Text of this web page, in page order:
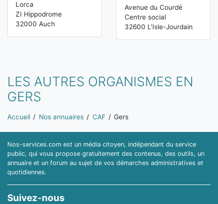
Lorca
ZI Hippodrome
32000 Auch
Avenue du Courdé
Centre social
32600 L'Isle-Jourdain
LES AUTRES ORGANISMES EN
GERS
Vous êtes ici:
Accueil Nos annuaires CAF Gers
Nos-services.com est un média citoyen, indépendant du service
public, qui vous propose gratuitement des contenus, des outils, un
annuaire et un forum au sujet de vos démarches administratives et
quotidiennes.
Suivez-nous